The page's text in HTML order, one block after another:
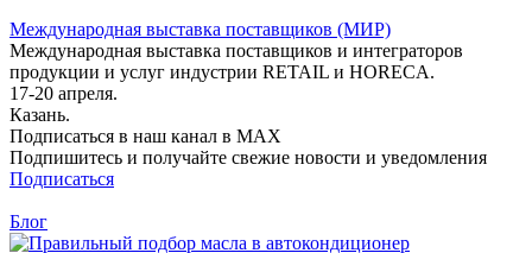
Международная выставка поставщиков (МИР)
Международная выставка поставщиков и интеграторов
продукции и услуг индустрии RETAIL и HORECA.
17-20 апреля.
Казань.
Подписаться в наш канал в MAX
Подпишитесь и получайте свежие новости и уведомления
Подписаться
Блог